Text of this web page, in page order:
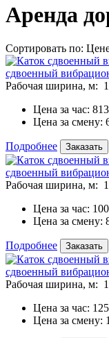
Аренда
Сортировать по:
сдвоенный
Рабочая ширина, м:
Цена за час:
Цена за смену:
Подробнее Заказать
сдвоенный
Рабочая ширина, м:
Цена за час:
Цена за смену:
Подробнее Заказать
сдвоенный
Рабочая ширина, м:
Цена за час:
Цена за смену: